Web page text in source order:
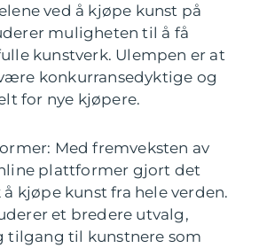
ved å kjøpe kunst på
muligheten til å få
kunstverk. Ulempen er at
konkurransedyktige og
for nye kjøpere.
Med fremveksten av
plattformer gjort det
kjøpe kunst fra hele verden.
et bredere utvalg,
tilgang til kunstnere som